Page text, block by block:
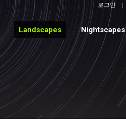
로그인
Landscapes Nightscapes